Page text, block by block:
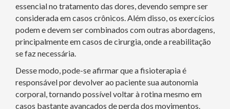
essencial no tratamento das dores, devendo sempre ser
considerada em casos crônicos. Além disso, os exercícios
podem e devem ser combinados com outras abordagens,
principalmente em casos de cirurgia, onde a reabilitação
se faz necessária.
Desse modo, pode-se afirmar que a fisioterapia é
responsável por devolver ao paciente sua autonomia
corporal, tornando possível voltar à rotina mesmo em
casos bastante avançados de perda dos movimentos.